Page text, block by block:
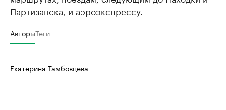
Партизанска, и аэроэкспрессу.
АвторыТеги
Екатерина Тамбовцева